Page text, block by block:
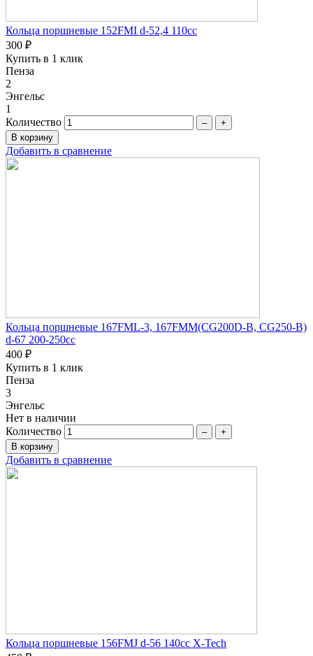
Кольца поршневые 152FMI d-52,4 110сc
300 ₽
Купить в 1 клик
Пенза
2
Энгельс
1
Количество
– +
Добавить в сравнение
Кольца поршневые 167FML-3, 167FMM(CG200D-B, CG250-B)
d-67 200-250сc
400 ₽
Купить в 1 клик
Пенза
3
Энгельс
Нет в наличии
Количество
– +
Добавить в сравнение
Кольца поршневые 156FMJ d-56 140cc X-Tech